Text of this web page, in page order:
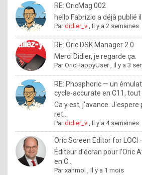
o
l
e
x
.
I
f
y
o
u
w
RE: OricMag 002
hello Fabrizio a déjà publié il
Pardidier_v ,Il y a 2 semaines
RE: Oric DSK Manager 2.0
Merci Didier, je regarde ça.
ParOricHappyUser,Il y a 3
RE: Phosphoric — un
cycle-accurate en C11, tout
Ca y est, j'avance.
ret...
Pardidier_v ,Il y a 4 semaines
Oric Screen Editor for LOCI
Éditeur d'écran pour l'Oric
en C...
Parxahmol ,Il y a 1 mois